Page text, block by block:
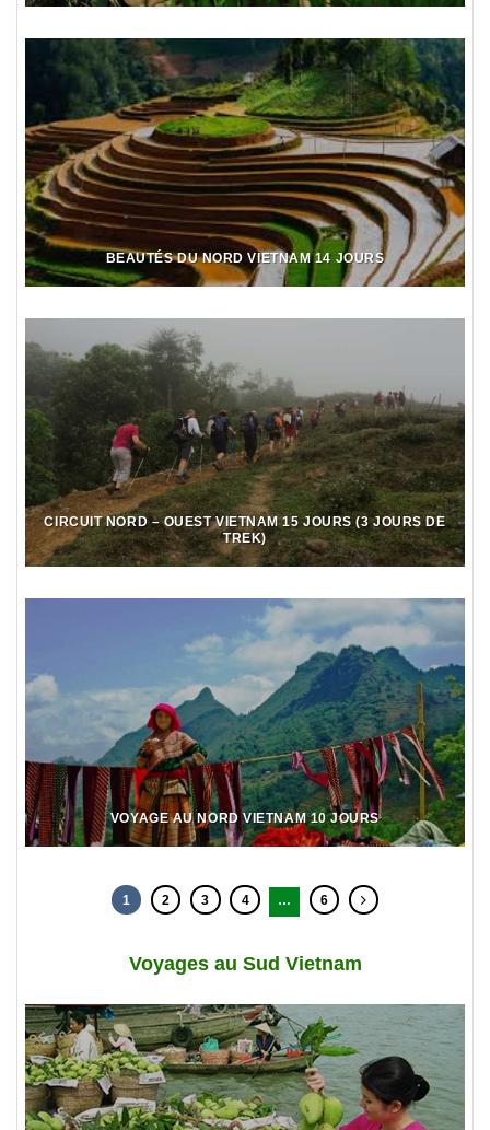
BEAUTÉS DU NORD VIETNAM 14 JOURS
CIRCUIT NORD – OUEST VIETNAM 15 JOURS (3 JOURS DE
TREK)
VOYAGE AU NORD VIETNAM 10 JOURS
1 2 3 4 … 6
Voyages au Sud Vietnam